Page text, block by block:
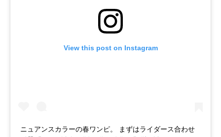
View this post on Instagram
ニュアンスカラーの春ワンピ。 まずはライダース合わせ